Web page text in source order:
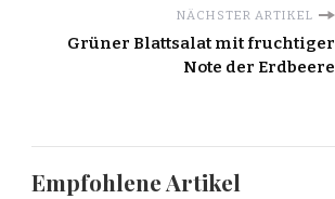
NÄCHSTER ARTIKEL
Grüner Blattsalat mit fruchtiger
Note der Erdbeere
Empfohlene Artikel